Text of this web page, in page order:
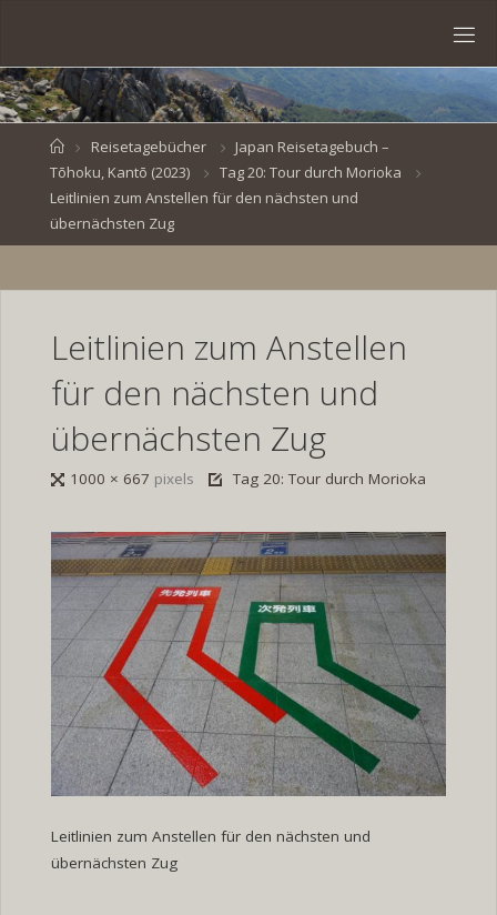
content
VEN
BR
HomeReisetagebücher
Japan Reisetagebuch –
Tōhoku, Kantō (2023)
Tag 20: Tour durch Morioka
Leitlinien zum Anstellen für den nächsten und
übernächsten Zug
Leitlinien zum Anstellen
für den nächsten und
übernächsten Zug
Full1000 × 667 pixels Tag 20: Tour durch Morioka
Leitlinien zum Anstellen für den nächsten und
übernächsten Zug